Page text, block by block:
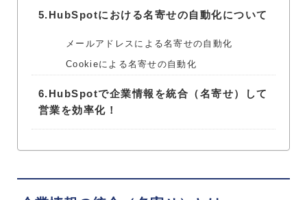
5.HubSpotにおける名寄せの自動化について
メールアドレスによる名寄せの自動化
Cookieによる名寄せの自動化
6.HubSpotで企業情報を統合（名寄せ）して
営業を効率化！